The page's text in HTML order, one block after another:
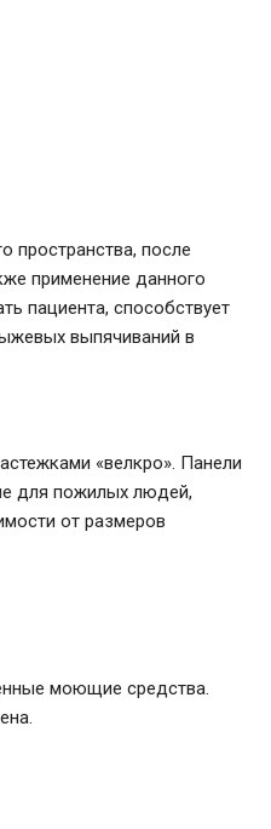
пространства, после
применение данного
пациента, способствует
выпячиваний в
«велкро». Панели
для пожилых людей,
от размеров
моющие средства.